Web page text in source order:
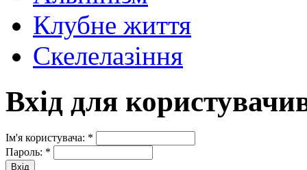
Клубне життя
Скелелазіння
Вхід для
Ім'я користувача: *
Пароль: *